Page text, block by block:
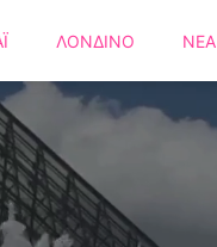
ΛΟΝΔΙΝΟ